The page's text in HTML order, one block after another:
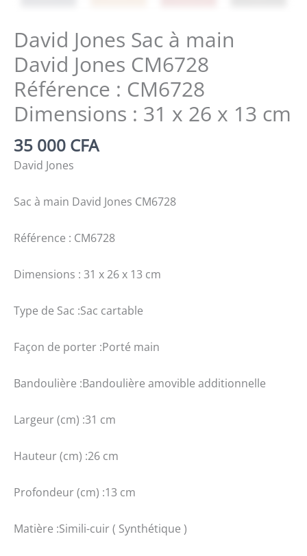
David Jones Sac à main
David Jones CM6728
Référence : CM6728
Dimensions : 31 x 26 x 13 cm
35 000 CFA
David Jones
Sac à main David Jones CM6728
Référence : CM6728
Dimensions : 31 x 26 x 13 cm
Type de Sac :Sac cartable
Façon de porter :Porté main
Bandoulière :Bandoulière amovible additionnelle
Largeur (cm) :31 cm
Hauteur (cm) :26 cm
Profondeur (cm) :13 cm
Matière :Simili-cuir ( Synthétique )